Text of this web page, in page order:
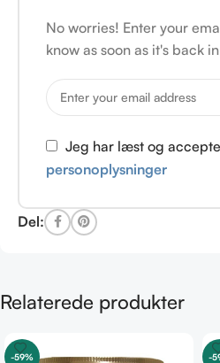
No worries! Enter your
know as soon as it's back
Jeg har læst og
personoplysninger
Del:
Relaterede produkter
-59% -